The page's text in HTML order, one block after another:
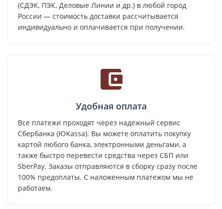
(СДЭК, ПЭК, Деловые Линии и др.) в любой город
России — стоимость доставки рассчитывается
индивидуально и оплачивается при получении.
Удобная оплата
Все платежи проходят через надежный сервис
Сбербанка (ЮKassa). Вы можете оплатить покупку
картой любого банка, электронными деньгами, а
также быстро перевести средства через СБП или
SberPay. Заказы отправляются в сборку сразу после
100% предоплаты. С наложенным платежом мы не
работаем.